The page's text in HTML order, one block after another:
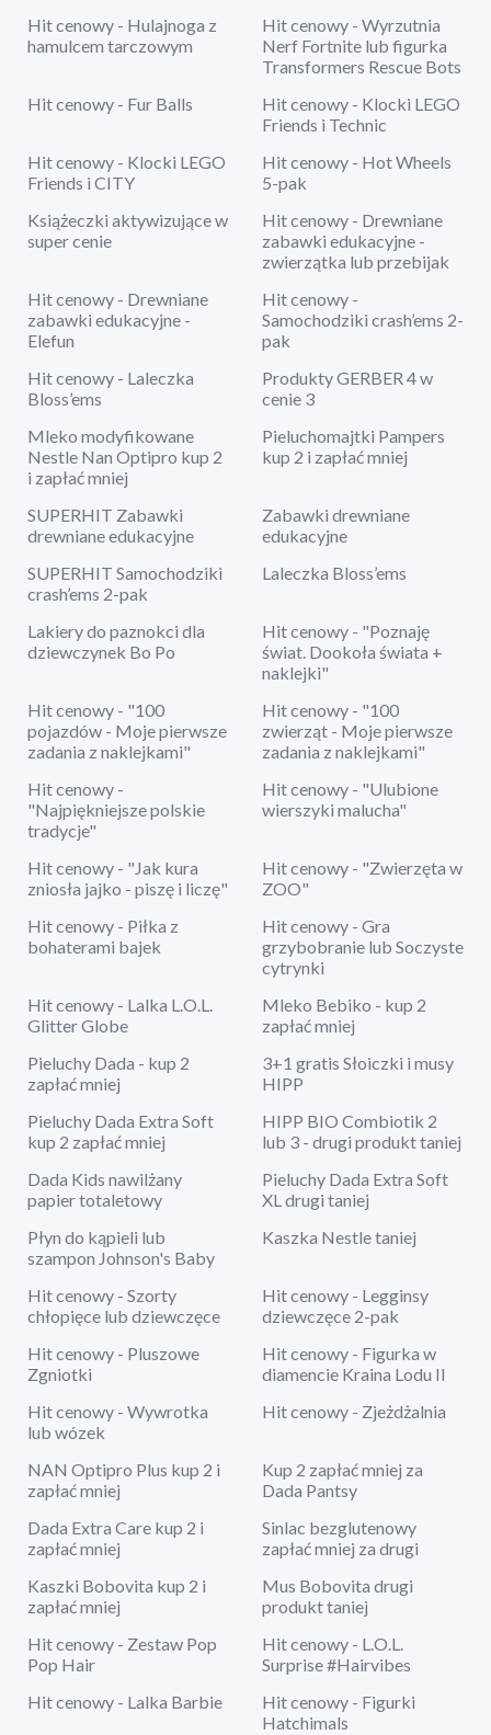
Hit cenowy - Hulajnoga z
hamulcem tarczowym
Hit cenowy - Wyrzutnia
Nerf Fortnite lub figurka
Transformers Rescue Bots
Hit cenowy - Fur Balls
Hit cenowy - Klocki LEGO
Friends i Technic
Hit cenowy - Klocki LEGO
Friends i CITY
Hit cenowy - Hot Wheels
5-pak
Książeczki aktywizujące w
super cenie
Hit cenowy - Drewniane
zabawki edukacyjne -
zwierzątka lub przebijak
Hit cenowy - Drewniane
zabawki edukacyjne -
Elefun
Hit cenowy -
Samochodziki crash’ems 2-
pak
Hit cenowy - Laleczka
Bloss’ems
Produkty GERBER 4 w
cenie 3
Mleko modyfikowane
Nestle Nan Optipro kup 2
i zapłać mniej
Pieluchomajtki Pampers
kup 2 i zapłać mniej
SUPERHIT Zabawki
drewniane edukacyjne
Zabawki drewniane
edukacyjne
SUPERHIT Samochodziki
crash’ems 2-pak
Laleczka Bloss’ems
Lakiery do paznokci dla
dziewczynek Bo Po
Hit cenowy - "Poznaję
świat. Dookoła świata +
naklejki"
Hit cenowy - "100
pojazdów - Moje pierwsze
zadania z naklejkami"
Hit cenowy - "100
zwierząt - Moje pierwsze
zadania z naklejkami"
Hit cenowy -
"Najpiękniejsze polskie
tradycje"
Hit cenowy - "Ulubione
wierszyki malucha"
Hit cenowy - "Jak kura
zniosła jajko - piszę i liczę"
Hit cenowy - "Zwierzęta w
ZOO"
Hit cenowy - Piłka z
bohaterami bajek
Hit cenowy - Gra
grzybobranie lub Soczyste
cytrynki
Hit cenowy - Lalka L.O.L.
Glitter Globe
Mleko Bebiko - kup 2
zapłać mniej
Pieluchy Dada - kup 2
zapłać mniej
3+1 gratis Słoiczki i musy
HIPP
Pieluchy Dada Extra Soft
kup 2 zapłać mniej
HIPP BIO Combiotik 2
lub 3 - drugi produkt taniej
Dada Kids nawilżany
papier totaletowy
Pieluchy Dada Extra Soft
XL drugi taniej
Płyn do kąpieli lub
szampon Johnson's Baby
Kaszka Nestle taniej
Hit cenowy - Szorty
chłopięce lub dziewczęce
Hit cenowy - Legginsy
dziewczęce 2-pak
Hit cenowy - Pluszowe
Zgniotki
Hit cenowy - Figurka w
diamencie Kraina Lodu II
Hit cenowy - Wywrotka
lub wózek
Hit cenowy - Zjeżdżalnia
NAN Optipro Plus kup 2 i
zapłać mniej
Kup 2 zapłać mniej za
Dada Pantsy
Dada Extra Care kup 2 i
zapłać mniej
Sinlac bezglutenowy
zapłać mniej za drugi
Kaszki Bobovita kup 2 i
zapłać mniej
Mus Bobovita drugi
produkt taniej
Hit cenowy - Zestaw Pop
Pop Hair
Hit cenowy - L.O.L.
Surprise #Hairvibes
Hit cenowy - Lalka Barbie
Hit cenowy - Figurki
Hatchimals